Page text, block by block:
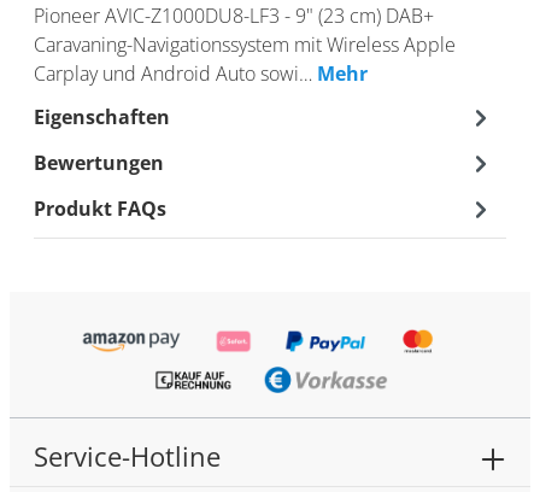
Pioneer AVIC-Z1000DU8-LF3 - 9" (23 cm) DAB+
Caravaning-Navigationssystem mit Wireless Apple
Carplay und Android Auto sowi… Mehr
Eigenschaften
Bewertungen
Produkt FAQs
Service-Hotline